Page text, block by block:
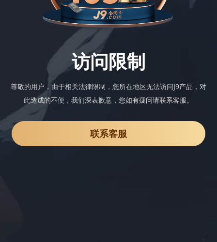
访问限制
尊敬的用户，由于相关法律限制，您所在地区无法访问J9产品，对
此造成的不便，我们深表歉意，您如有疑问请联系客服。
联系客服